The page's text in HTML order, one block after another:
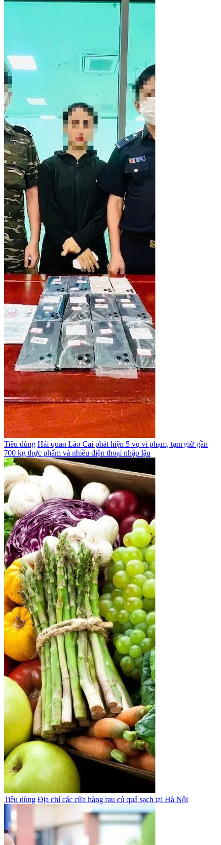
Tiêu dùng Hải quan Lào Cai phát hiện 5 vụ vi phạm, tạm giữ gần
700 kg thực phẩm và nhiều điện thoại nhập lậu
Tiêu dùng Địa chỉ các cửa hàng rau củ quả sạch tại Hà Nội